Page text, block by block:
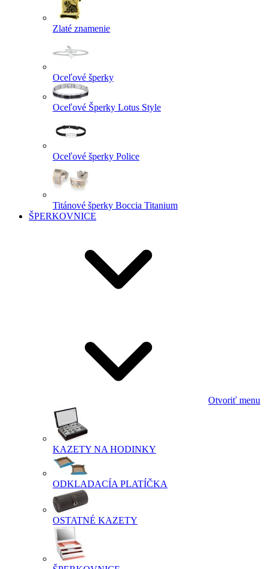
Zlaté znamenie
Oceľové šperky
Oceľové Šperky Lotus Style
Oceľové šperky Police
Titánové šperky Boccia Titanium
ŠPERKOVNICE
Otvoriť menu
KAZETY NA HODINKY
ODKLADACÍA PLATÍČKA
OSTATNÉ KAZETY